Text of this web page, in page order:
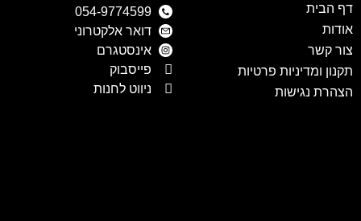
דף הבית
אודות
צור קשר
תקנון ומדיניות פרטיות
הצהרת נגישות
054-9774599
דואר אלקטרוני
אינסטגרם
פייסבוק
ניווט לחנות